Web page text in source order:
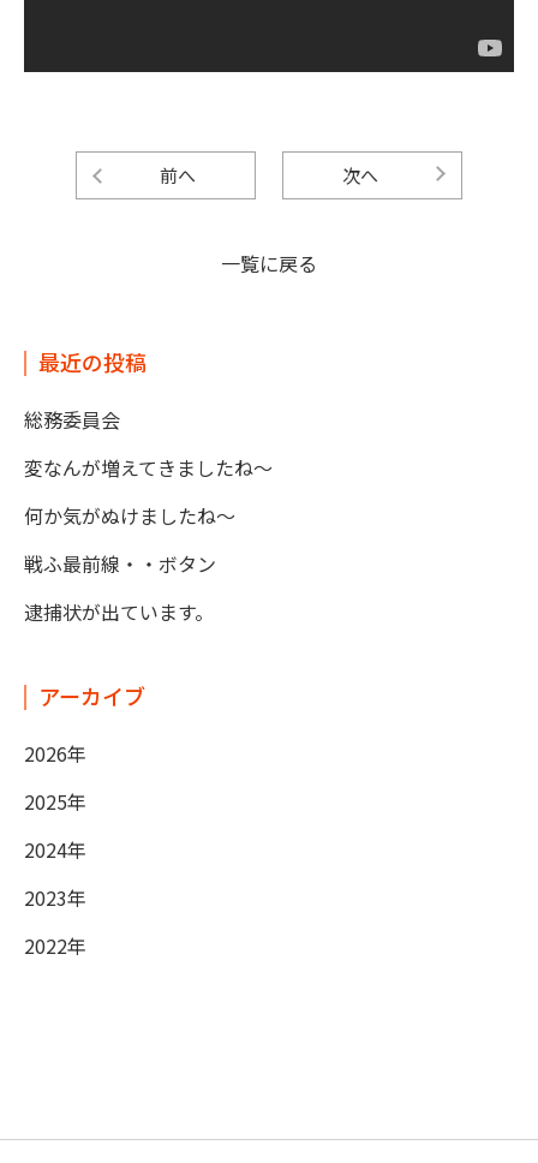
前へ 次へ
一覧に戻る
最近の投稿
総務委員会
変なんが増えてきましたね～
何か気がぬけましたね～
戦ふ最前線・・ボタン
逮捕状が出ています。
アーカイブ
2026年
2025年
2024年
2023年
2022年